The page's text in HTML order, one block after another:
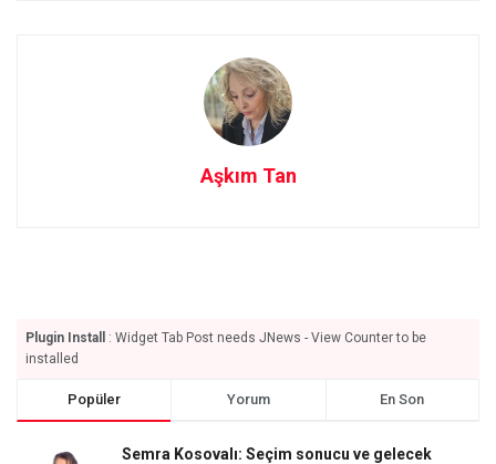
Aşkım Tan
Plugin Install
: Widget Tab Post needs JNews - View Counter to be
installed
Popüler Yorum En Son
Semra Kosovalı: Seçim sonucu ve gelecek